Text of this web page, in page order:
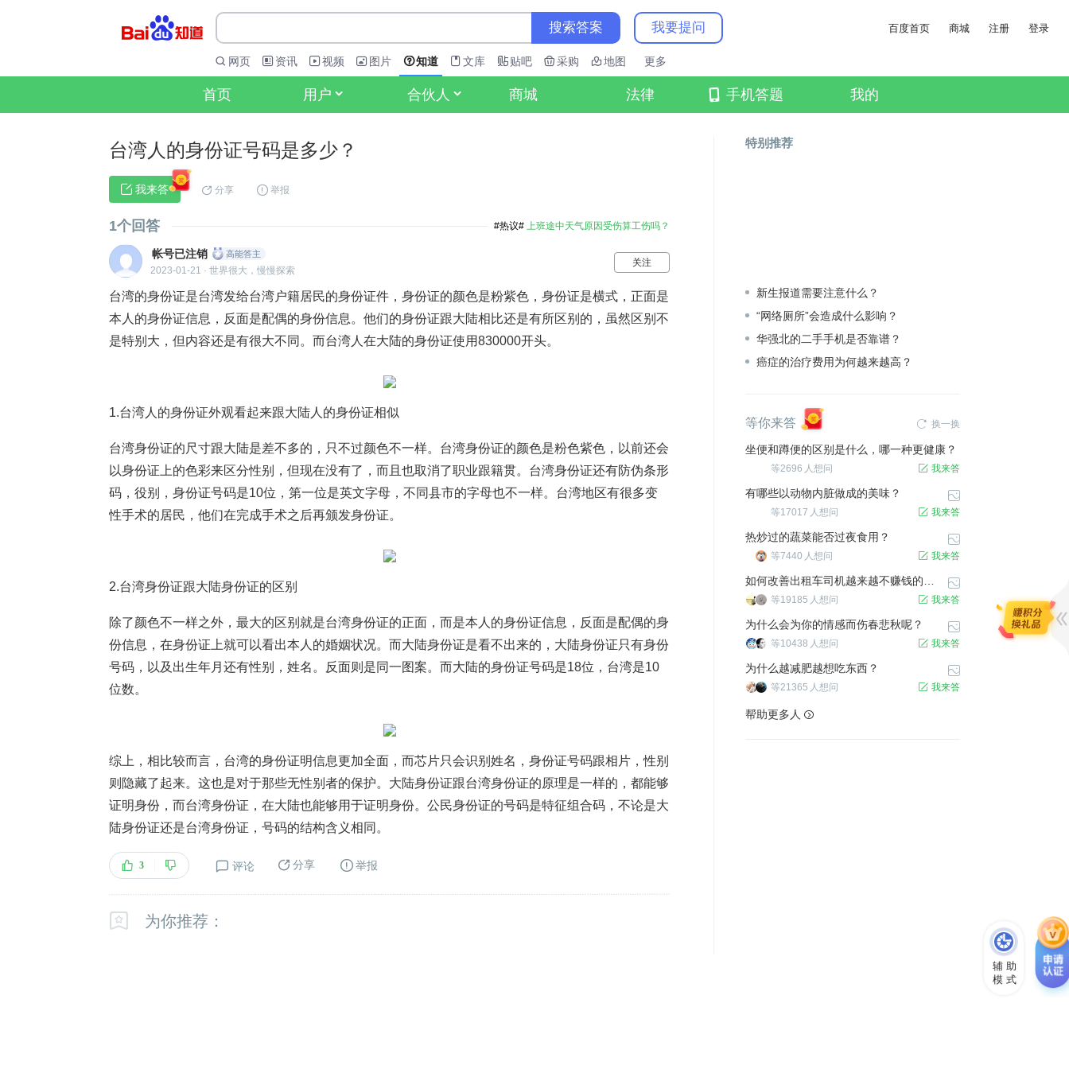
百度首页 商城 注册 登录
网页 资讯 视频 图片 知道 文库 贴吧 采购 地图 更多
搜索答案 我要提问
首页 用户 合伙人 商城 法律 手机答题 我的
台湾人的身份证号码是多少？
 我来答 分享 举报
1个回答 #热议# 上班途中天气原因受伤算工伤吗？
帐号已注销 高能答主
2023-01-21 · 世界很大，慢慢探索
关注
台湾的身份证是台湾发给台湾户籍居民的身份证件，身份证的颜色是粉紫色，身份证是横式，正面是
本人的身份证信息，反面是配偶的身份信息。他们的身份证跟大陆相比还是有所区别的，虽然区别不
是特别大，但内容还是有很大不同。而台湾人在大陆的身份证使用830000开头。
1.台湾人的身份证外观看起来跟大陆人的身份证相似
台湾身份证的尺寸跟大陆是差不多的，只不过颜色不一样。台湾身份证的颜色是粉色紫色，以前还会
以身份证上的色彩来区分性别，但现在没有了，而且也取消了职业跟籍贯。台湾身份证还有防伪条形
码，役别，身份证号码是10位，第一位是英文字母，不同县市的字母也不一样。台湾地区有很多变
性手术的居民，他们在完成手术之后再颁发身份证。
2.台湾身份证跟大陆身份证的区别
除了颜色不一样之外，最大的区别就是台湾身份证的正面，而是本人的身份证信息，反面是配偶的身
份信息，在身份证上就可以看出本人的婚姻状况。而大陆身份证是看不出来的，大陆身份证只有身份
号码，以及出生年月还有性别，姓名。反面则是同一图案。而大陆的身份证号码是18位，台湾是10
位数。
综上，相比较而言，台湾的身份证明信息更加全面，而芯片只会识别姓名，身份证号码跟相片，性别
则隐藏了起来。这也是对于那些无性别者的保护。大陆身份证跟台湾身份证的原理是一样的，都能够
证明身份，而台湾身份证，在大陆也能够用于证明身份。公民身份证的号码是特征组合码，不论是大
陆身份证还是台湾身份证，号码的结构含义相同。
3 评论 分享 举报
为你推荐：
特别推荐
新生报道需要注意什么？
“网络厕所”会造成什么影响？
华强北的二手手机是否靠谱？
癌症的治疗费用为何越来越高？
等你来答  换一换
坐便和蹲便的区别是什么，哪一种更健康？
等2696 人想问  我来答

有哪些以动物内脏做成的美味？
等17017 人想问  我来答

热炒过的蔬菜能否过夜食用？
等7440 人想问  我来答

等19185 人想问  我来答

为什么会为你的情感而伤春悲秋呢？
等10438 人想问  我来答

为什么越减肥越想吃东西？
等21365 人想问  我来答
帮助更多人 
辅 助
模 式